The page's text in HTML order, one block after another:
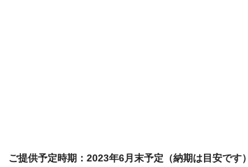
ご提供予定時期：2023年6月末予定（納期は目安です）